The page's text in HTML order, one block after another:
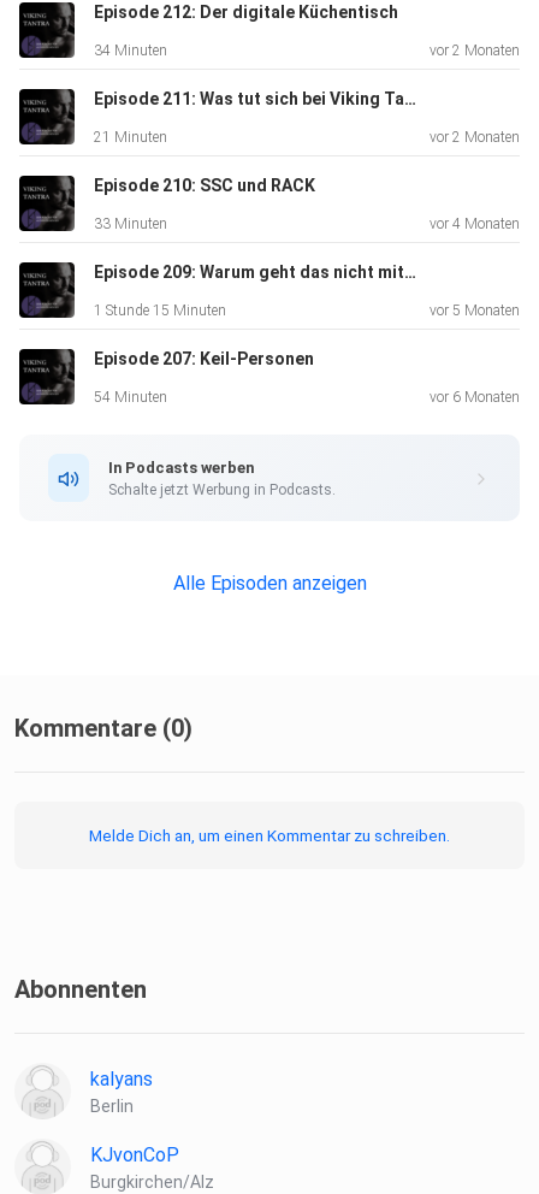
Episode 212: Der digitale Küchentisch
34 Minuten vor 2 Monaten
Episode 211: Was tut sich bei Viking Tantra?
21 Minuten vor 2 Monaten
Episode 210: SSC und RACK
33 Minuten vor 4 Monaten
Episode 209: Warum geht das nicht mit meinem Partner?
1 Stunde 15 Minuten vor 5 Monaten
Episode 207: Keil-Personen
54 Minuten vor 6 Monaten
In Podcasts werben
Schalte jetzt Werbung in Podcasts.
Alle Episoden anzeigen
Kommentare (0)
Melde Dich an, um einen Kommentar zu schreiben.
Abonnenten
kalyans
Berlin
KJvonCoP
Burgkirchen/Alz